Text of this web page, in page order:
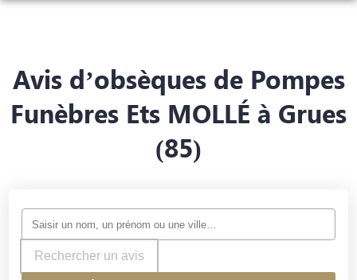
PRÉVOIR SES OBSÈQUES
MONUMENTS FUNÉRAIRES
LUÇON
CHAMBRES FUNÉRAIRES
CHAILLÉ-LES-MARAIS
Avis d’obsèques de Pompes
Funèbres Ets MOLLÉ à Grues
(85)
Rechercher un avis